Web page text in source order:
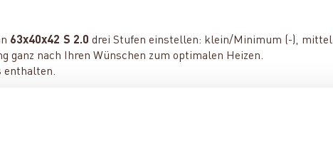
63x40x42 S 2.0 drei Stufen einstellen: klein/Minimum (-), mittel
ganz nach Ihren Wünschen zum optimalen Heizen.
enthalten.
Handhabung. Um die Tür zu öffnen, heben Sie den Griff an
Sie die Scheibe wieder nach unten.